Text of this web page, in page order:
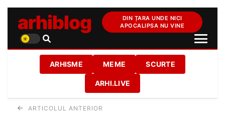
arhiblog
DIN ȚARA UNDE NICI
APOCALIPSA NU VINE
ARHISME MEME SCURTE
ARHI.LIVE
ARTICOLUL ANTERIOR